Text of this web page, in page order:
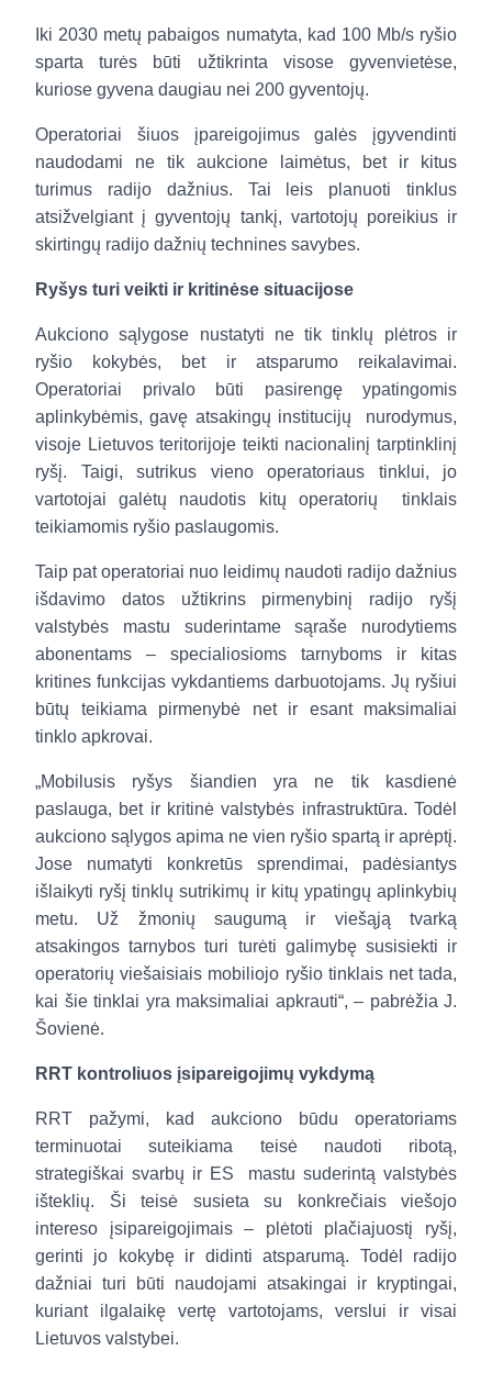
Iki 2030 metų pabaigos numatyta, kad 100 Mb/s ryšio
sparta turės būti užtikrinta visose gyvenvietėse,
kuriose gyvena daugiau nei 200 gyventojų.
Operatoriai šiuos įpareigojimus galės įgyvendinti
naudodami ne tik aukcione laimėtus, bet ir kitus
turimus radijo dažnius. Tai leis planuoti tinklus
atsižvelgiant į gyventojų tankį, vartotojų poreikius ir
skirtingų radijo dažnių technines savybes.
Ryšys turi veikti ir kritinėse situacijose
Aukciono sąlygose nustatyti ne tik tinklų plėtros ir
ryšio kokybės, bet ir atsparumo reikalavimai.
Operatoriai privalo būti pasirengę ypatingomis
aplinkybėmis, gavę atsakingų institucijų
nurodymus,
visoje Lietuvos teritorijoje teikti nacionalinį tarptinklinį
ryšį. Taigi, sutrikus vieno operatoriaus tinklui, jo
vartotojai galėtų naudotis kitų operatorių
tinklais
teikiamomis ryšio paslaugomis.
Taip pat operatoriai nuo leidimų naudoti radijo dažnius
išdavimo datos užtikrins pirmenybinį radijo ryšį
valstybės mastu suderintame sąraše nurodytiems
abonentams – specialiosioms tarnyboms ir kitas
kritines funkcijas vykdantiems darbuotojams. Jų ryšiui
būtų teikiama pirmenybė net ir esant maksimaliai
tinklo apkrovai.
„Mobilusis ryšys šiandien yra ne tik kasdienė
paslauga, bet ir kritinė valstybės infrastruktūra. Todėl
aukciono sąlygos apima ne vien ryšio spartą ir aprėptį.
Jose numatyti konkretūs sprendimai, padėsiantys
išlaikyti ryšį tinklų sutrikimų ir kitų ypatingų aplinkybių
metu. Už žmonių saugumą ir viešąją tvarką
atsakingos tarnybos turi turėti galimybę susisiekti ir
operatorių viešaisiais mobiliojo ryšio tinklais net tada,
kai šie tinklai yra maksimaliai apkrauti“, – pabrėžia J.
Šovienė.
RRT kontroliuos įsipareigojimų vykdymą
RRT pažymi, kad aukciono būdu operatoriams
terminuotai suteikiama teisė naudoti ribotą,
strategiškai svarbų ir ES
mastu suderintą valstybės
išteklių. Ši teisė susieta su konkrečiais viešojo
intereso įsipareigojimais– plėtoti plačiajuostį ryšį,
gerinti jo kokybę ir didinti atsparumą. Todėl radijo
dažniai turi būti naudojami atsakingai ir kryptingai,
kuriant ilgalaikę vertę vartotojams, verslui ir visai
Lietuvos valstybei.